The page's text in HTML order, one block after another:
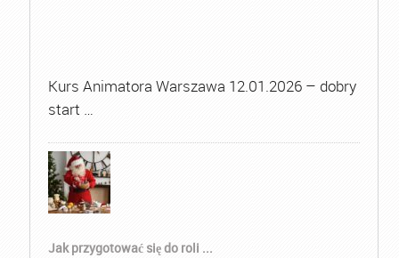
Kurs Animatora Warszawa 12.01.2026 – dobry
start …
Jak przygotować się do roli ...